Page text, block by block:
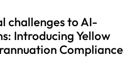
challenges to AI-
Introducing Yellow
Compliance